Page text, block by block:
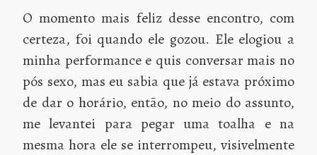
O momento mais feliz desse encontro, com
certeza, foi quando ele gozou. Ele elogiou a
minha performance e quis conversar mais no
pós sexo, mas eu sabia que já estava próximo
de dar o horário, então, no meio do assunto,
me levantei para pegar uma toalha e na
mesma hora ele se interrompeu, visivelmente